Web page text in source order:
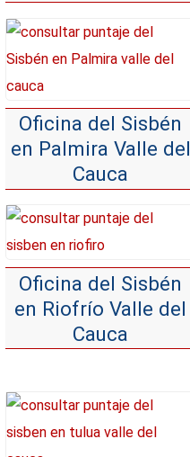
Oficina del Sisbén
en Palmira Valle del
Cauca
Oficina del Sisbén
en Riofrío Valle del
Cauca